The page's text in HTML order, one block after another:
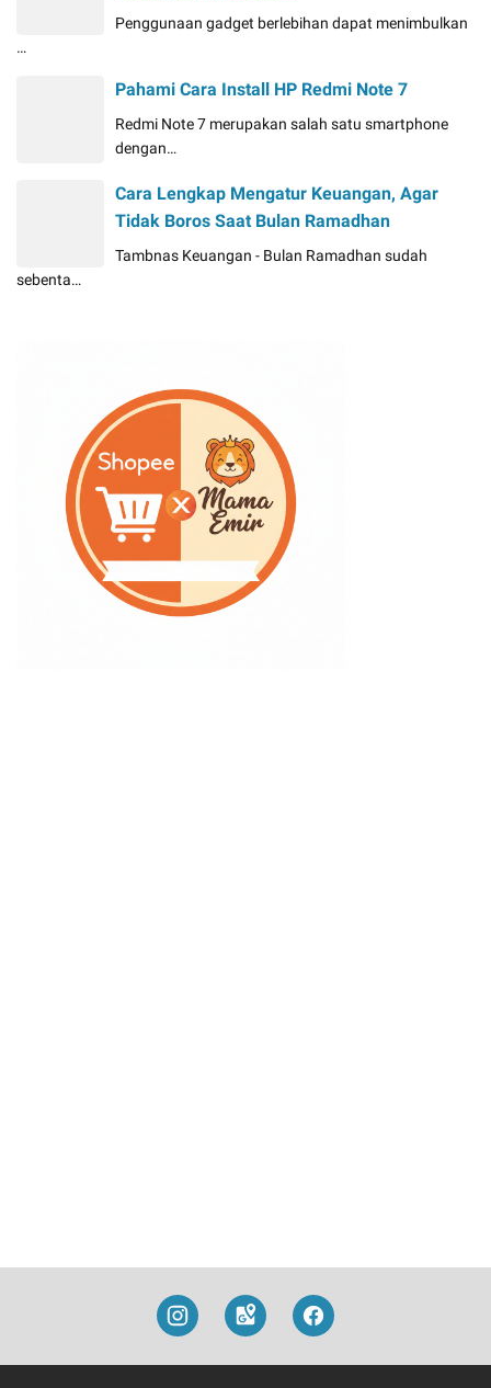
Penggunaan gadget berlebihan dapat menimbulkan
…
Pahami Cara Install HP Redmi Note 7
Redmi Note 7 merupakan salah satu smartphone
dengan…
Cara Lengkap Mengatur Keuangan, Agar
Tidak Boros Saat Bulan Ramadhan
Tambnas Keuangan - Bulan Ramadhan sudah
sebenta…